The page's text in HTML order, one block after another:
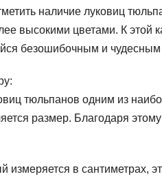
наличие луковиц
высокими цветами. К этой
безошибочным и
тюльпанов одним из
размер. Благодаря
измеряется в сантиметрах,